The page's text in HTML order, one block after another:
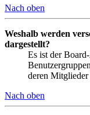
Nach oben
Weshalb werden
dargestellt?
Es ist der
deren
Nach oben